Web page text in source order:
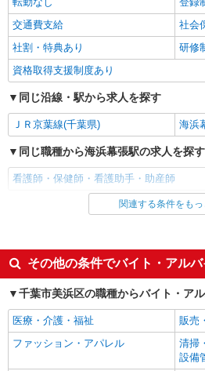
千葉市美浜区【
株式会社kotrio /●CB-H-2031349
≪海浜幕張≫年齢不
躍できる看護助手♪
時給1600円〜
通費全支給(ガソリン
千葉市美浜区|最寄
派遣社員
株式会社kotrio /●CB-H-2031656
20代〜50代活躍中
残業なし◎日勤のみ
時給2400円〜
ン代含む)/日払い可/
千葉市美浜区≪
交通費支給
社会
社割・特典あり
研修
資格取得支援制度あり
同じ沿線・駅から求人を探す
ＪＲ京葉線(千葉県) 海浜
同じ職種から海浜幕張駅の求人を探す
看護師・保健師・看護助手・助産師
同じ雇用形態から海浜幕張駅の求人
派遣社員
同じ特徴から海浜幕張駅の求人を探す
入社日応相談
履歴
Web面接OK
職場
経験
関連する条件をも
その他の条件でバイト・アル
千葉市美浜区の職種からバイト・ア
医療・介護・福祉
販売
ファッション・アパレル
清掃
設備